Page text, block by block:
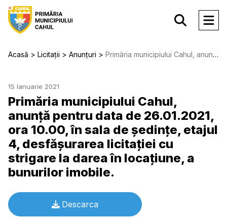
Acasă Licitații Anunțuri Primăria municipiului Cahul, anunță pentru data de 26.01.2021, ora 10.00, în sala de ședințe, etajul 4, desfășurarea licitației cu strigare la darea în locațiune, a bunurilor imobile.
15 Ianuarie 2021
Primăria municipiului Cahul,
anunță pentru data de 26.01.2021,
ora 10.00, în sala de ședințe, etajul
4, desfășurarea licitației cu
strigare la darea în locațiune, a
bunurilor imobile.
Descarca